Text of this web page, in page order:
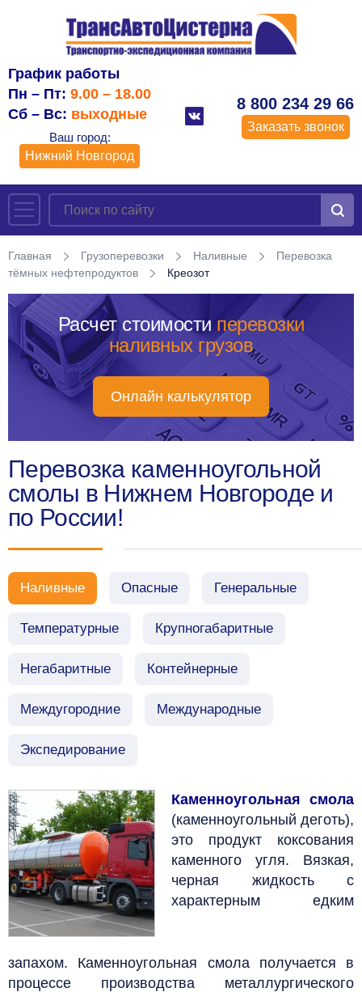
График работы
Пн – Пт: 9.00 – 18.00
Сб – Вс: выходные
Ваш город:
Нижний Новгород
8 800 234 29 66
Заказать звонок
Главная Грузоперевозки Наливные
Перевозка
тёмных нефтепродуктов
Креозот
Расчет стоимости перевозки
наливных грузов
Онлайн калькулятор
Перевозка каменноугольной
смолы в Нижнем Новгороде и
по России!
Наливные Опасные Генеральные
Температурные Крупногабаритные
Негабаритные Контейнерные
Междугородние Международные
Экспедирование
Каменноугольная смола
(каменноугольный деготь),
это продукт коксования
каменного угля. Вязкая,
черная жидкость с
характерным едким
запахом. Каменноугольная смола получается в
процессе производства металлургического